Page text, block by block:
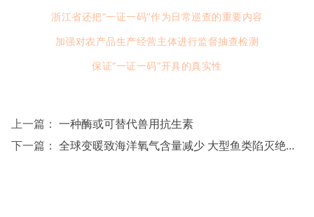
浙江省还把“一证一码”作为日常巡查的重要内容
加强对农产品生产经营主体进行监督抽查检测
保证“一证一码”开具的真实性
上一篇： 一种酶或可替代兽用抗生素
下一篇： 全球变暖致海洋氧气含量减少 大型鱼类陷灭绝危机